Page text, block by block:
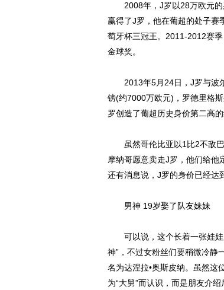
2008年，J罗以28万欧元的
赢得了J罗，他在葡超的处子赛
萄牙杯三冠王。2011-2012赛
金球奖。
2013年5月24日，J罗与波尔
镑(约7000万欧元)，罗德里格
罗创造了葡超历史身价第二高
虽然哥伦比亚以1比2不敌巴
摩纳哥愿意卖走J罗，他们给他
还有消息说，J罗的身价已经达
男神 19岁娶了队友妹妹
可以说，这个长着一张娃娃
神”，不过女粉丝们要稍微冷静
名为达涅拉•奥斯皮纳。虽然这
为“大舅”而认识，而是朋友介